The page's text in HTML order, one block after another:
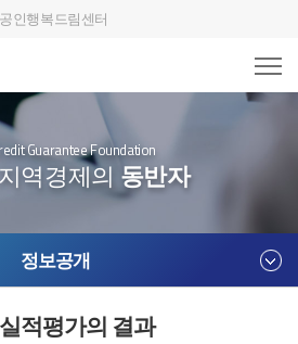
인행복드림센터
Guarantee Foundation
역경제의 동반자
정보공개
적평가의 결과